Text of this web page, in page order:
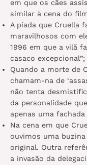
em que os cães
similar à cena do
A piada que Cruella
maravilhosos com
1996 em que a vilã
casaco excepcional”;
Quando a morte de
chamam-na de
não tenta
da personalidade
apenas uma
Na cena em que
ouvimos uma
original. Outra
a invasão da